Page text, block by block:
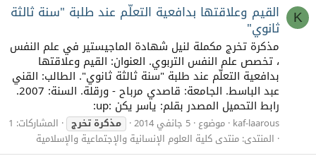
K القيم وعلاقتها بدافعية التعلّم عند طلبة "سنة ثالثة
ثانوي"
مذكرة تخرج مكملة لنيل شهادة الماجيستير في علم النفس
، تخصص علم النفس التربوي. العنوان: القيم وعلاقتها
بدافعية التعلّم عند طلبة "سنة ثالثة ثانوي". الطالب: القني
عبد الباسط. الجامعة: قاصدي مرباح - ورقلة. السنة: 2007.
رابط التحميل المصدر بقلم: ياسر يكن :up:
kaf-laarous موضوع 5 جانفي 2014 مذكرةتخرج
المشاركات: 1
المنتدى: منتدى كلية العلوم الإنسانية والإجتماعية والإسلامية